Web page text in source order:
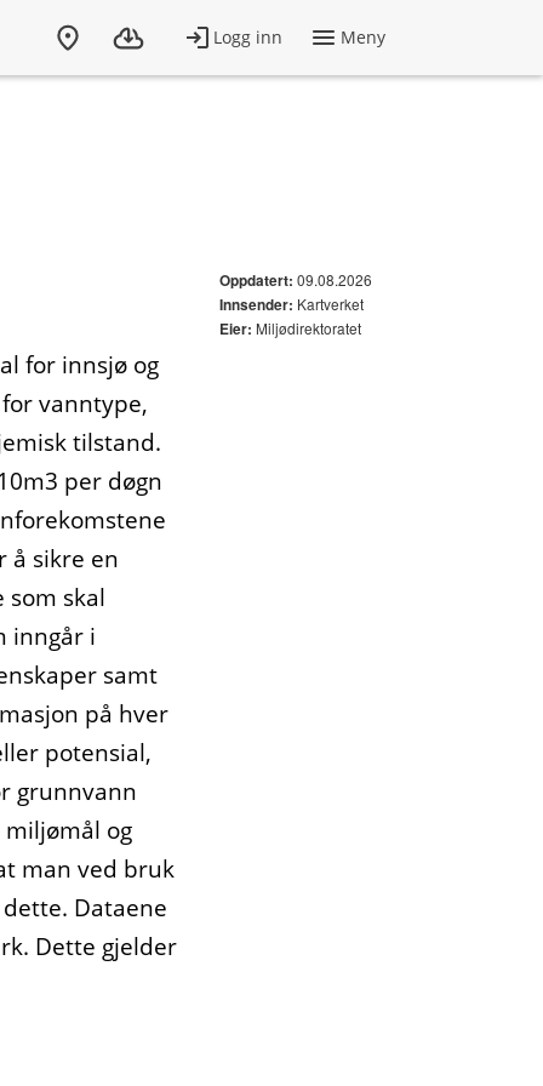
for innsjø og
vanntype,
tilstand.
per døgn
å sikre en
skal
inngår i
samt
på hver
potensial,
grunnvann
og
man ved bruk
Dataene
Dette gjelder
Oppdatert: 09.08.2026
Innsender: Kartverket
Eier: Miljødirektoratet